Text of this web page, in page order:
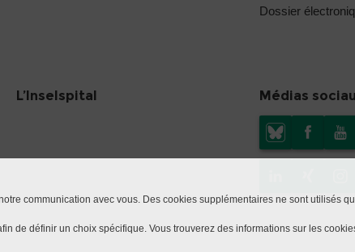
Dossier
L’Inselspital Médias
communication avec vous. Des cookies supplémentaires ne sont utilisés
de définir un choix spécifique. Vous trouverez des informations sur les